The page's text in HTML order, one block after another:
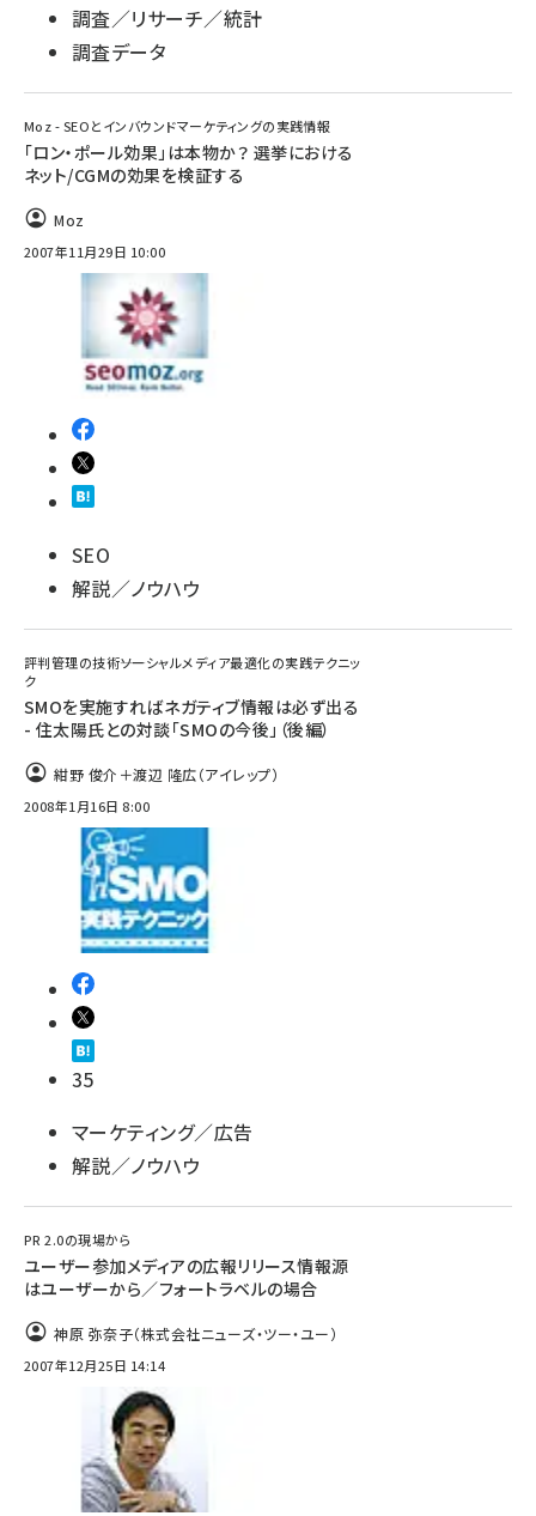
調査／リサーチ／統計
調査データ
Moz - SEOとインバウンドマーケティングの実践情報
「ロン・ポール効果」は本物か？ 選挙における
ネット/CGMの効果を検証する
Moz
2007年11月29日 10:00
SEO
解説／ノウハウ
評判管理の技術――ソーシャルメディア最適化の実践テクニッ
ク
SMOを実施すればネガティブ情報は必ず出る
- 住太陽氏との対談「SMOの今後」（後編）
紺野 俊介＋渡辺 隆広（アイレップ）
2008年1月16日 8:00
35
マーケティング／広告
解説／ノウハウ
PR 2.0の現場から
ユーザー参加メディアの広報リリース情報源
はユーザーから／フォートラベルの場合
神原 弥奈子（株式会社ニューズ・ツー・ユー）
2007年12月25日 14:14